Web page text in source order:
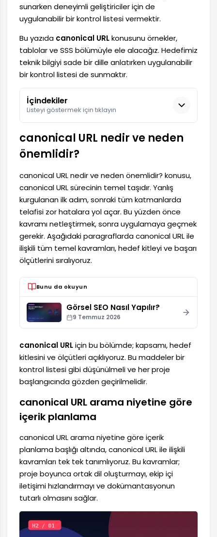
sunarken deneyimli geliştiriciler için de
uygulanabilir bir kontrol listesi vermektir.
Bu yazıda canonical URLkonusunu örnekler,
tablolar ve SSS bölümüyle ele alacağız. Hedefimiz
teknik bilgiyi sade bir dille anlatırken uygulanabilir
bir kontrol listesi de sunmaktır.
İçindekiler
Listeyi göstermek için tıklayın
canonical URL nedir ve neden
önemlidir?
canonical URL nedir ve neden önemlidir? konusu,
canonical URL sürecinin temel taşıdır. Yanlış
kurgulanan ilk adım, sonraki tüm katmanlarda
telafisi zor hatalara yol açar. Bu yüzden önce
kavramı netleştirmek, sonra uygulamaya geçmek
gerekir. Aşağıdaki paragraflarda canonical URL ile
ilişkili tüm temel kavramları, hedef kitleyi ve başarı
ölçütlerini sıralıyoruz.
Bunu da okuyun
Görsel SEO Nasıl Yapılır?
9 Temmuz 2026
canonical URLiçin bu bölümde; kapsamı, hedef
kitlesini ve ölçütleri açıklıyoruz. Bu maddeler bir
kontrol listesi gibi düşünülmeli ve her proje
başlangıcında gözden geçirilmelidir.
canonical URL arama niyetine göre
içerik planlama
canonical URL arama niyetine göre içerik
planlama başlığı altında, canonical URL ile ilişkili
kavramları tek tek tanımlıyoruz. Bu kavramlar;
proje boyunca ortak dil oluşturmayı, ekip içi
iletişimi hızlandırmayı ve dokümantasyonun
tutarlı olmasını sağlar.